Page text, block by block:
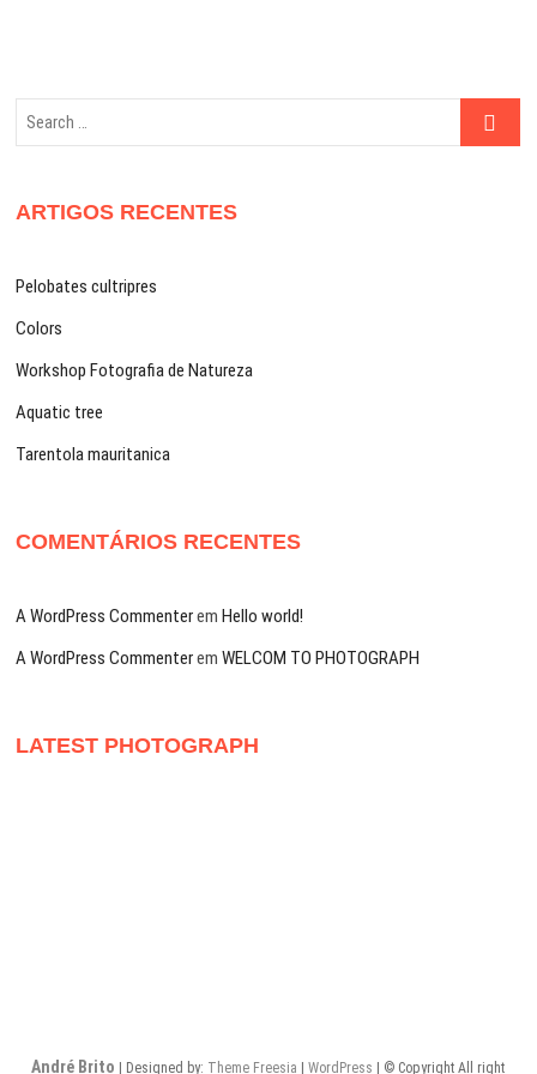
Search
ARTIGOS RECENTES
Pelobates cultripres
Colors
Workshop Fotografia de Natureza
Aquatic tree
Tarentola mauritanica
COMENTÁRIOS RECENTES
A WordPress CommenteremHello world!
A WordPress CommenteremWELCOM TO PHOTOGRAPH
LATEST PHOTOGRAPH
André Brito | Designed by: Theme Freesia |WordPress | © Copyright All right